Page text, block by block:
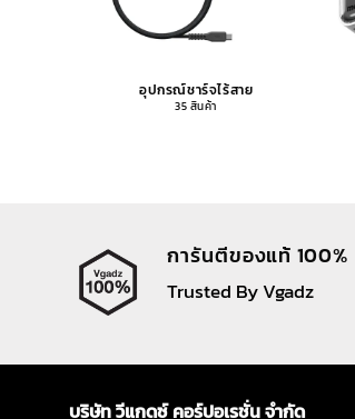
อุปกรณ์ชาร์จไร้สาย
35 สินค้า
การันตีของแท้ 100%
Trusted By Vgadz
บริษัท วีแกดซ์ คอร์ปอเรชั่น จำกัด